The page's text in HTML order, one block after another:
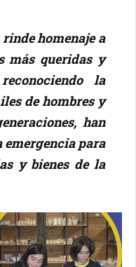
homenaje a
más queridas y
la
de hombres y
han
para
y bienes de la